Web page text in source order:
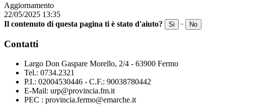
Aggiornamento
22/05/2025 13:35
Il contenuto di questa pagina ti è stato d'aiuto?
Si · No
Contatti
Largo Don Gaspare Morello, 2/4 - 63900 Fermo
Tel.: 0734.2321
P.I.: 02004530446 - C.F.: 90038780442
E-Mail: urp@provincia.fm.it
PEC : provincia.fermo@emarche.it